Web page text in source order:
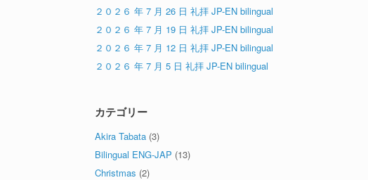
２０２６ 年 7 月 26 日 礼拝 JP-EN bilingual
２０２６ 年 7 月 19 日 礼拝 JP-EN bilingual
２０２６ 年 7 月 12 日 礼拝 JP-EN bilingual
２０２６ 年 7 月 5 日 礼拝 JP-EN bilingual
カテゴリー
Akira Tabata (3)
Bilingual ENG-JAP (13)
Christmas (2)